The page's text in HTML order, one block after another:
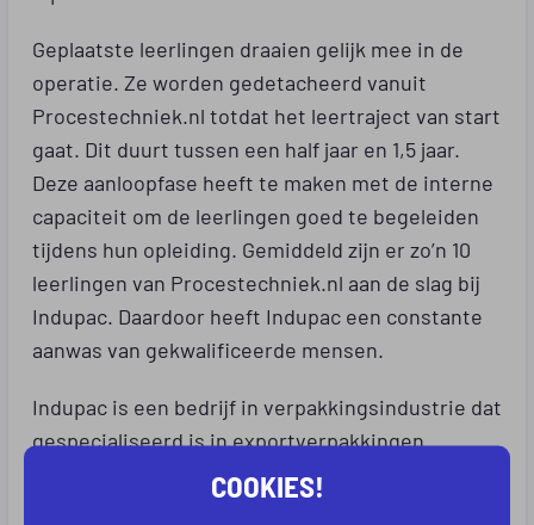
Geplaatste leerlingen draaien gelijk mee in de
operatie. Ze worden gedetacheerd vanuit
Procestechniek.nl totdat het leertraject van start
gaat. Dit duurt tussen een half jaar en 1,5 jaar.
Deze aanloopfase heeft te maken met de interne
capaciteit om de leerlingen goed te begeleiden
tijdens hun opleiding. Gemiddeld zijn er zo’n 10
leerlingen van Procestechniek.nl aan de slag bij
Indupac. Daardoor heeft Indupac een constante
aanwas van gekwalificeerde mensen.
Indupac is een bedrijf in verpakkingsindustrie dat
gespecialiseerd is in exportverpakkingen.
Indupac produceert de verpakkingen, zorgt
ervoor dat de goederen verpakt worden voor
COOKIES!